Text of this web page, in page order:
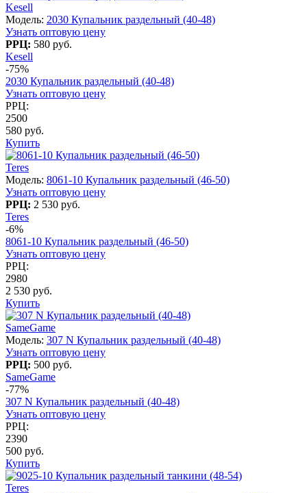
Kesell
Модель: 2030 Купальник раздельный (40-48)
Узнать оптовую цену
РРЦ: 580 руб.
Kesell
-75%
2030 Купальник раздельный (40-48)
Узнать оптовую цену
РРЦ:
2500
580 руб.
Купить
Teres
Модель: 8061-10 Купальник раздельный (46-50)
Узнать оптовую цену
РРЦ: 2 530 руб.
Teres
-6%
8061-10 Купальник раздельный (46-50)
Узнать оптовую цену
РРЦ:
2980
2 530 руб.
Купить
SameGame
Модель: 307 N Купальник раздельный (40-48)
Узнать оптовую цену
РРЦ: 500 руб.
SameGame
-77%
307 N Купальник раздельный (40-48)
Узнать оптовую цену
РРЦ:
2390
500 руб.
Купить
Teres